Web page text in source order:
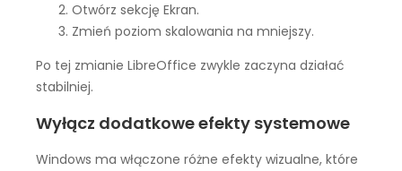
Otwórz sekcję Ekran.
Zmień poziom skalowania na mniejszy.
Po tej zmianie LibreOffice zwykle zaczyna działać
stabilniej.
Wyłącz dodatkowe efekty systemowe
Windows ma włączone różne efekty wizualne, które